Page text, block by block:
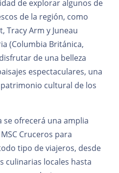
de explorar algunos de
de la región, como
Tracy Arm y Juneau
(Columbia Británica,
de una belleza
espectaculares, una
cultural de los
se ofrecerá una amplia
Cruceros para
tipo de viajeros, desde
culinarias locales hasta